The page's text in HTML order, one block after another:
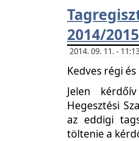
2014/
2014. 09. 11. -
Kedves régi
Jelen
Hegesztési
az eddigi
töltenie a